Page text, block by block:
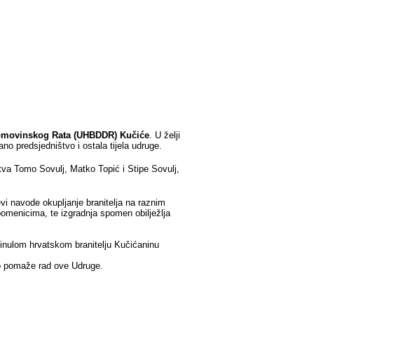
Rata (UHBDDR) Kučiće . U želji
predsjedništvo i ostala tijela udruge.
Tomo Sovulj, Matko Topić i Stipe Sovulj,
navode okupljanje branitelja na raznim
te izgradnja spomen obilježlja
hrvatskom branitelju Kučićaninu
rad ove Udruge.